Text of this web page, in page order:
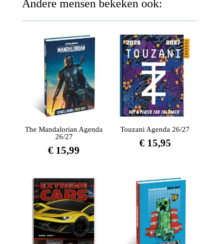
Andere mensen bekeken ook:
The Mandalorian Agenda
26/27
€ 15,99
Touzani Agenda 26/27
€15,95